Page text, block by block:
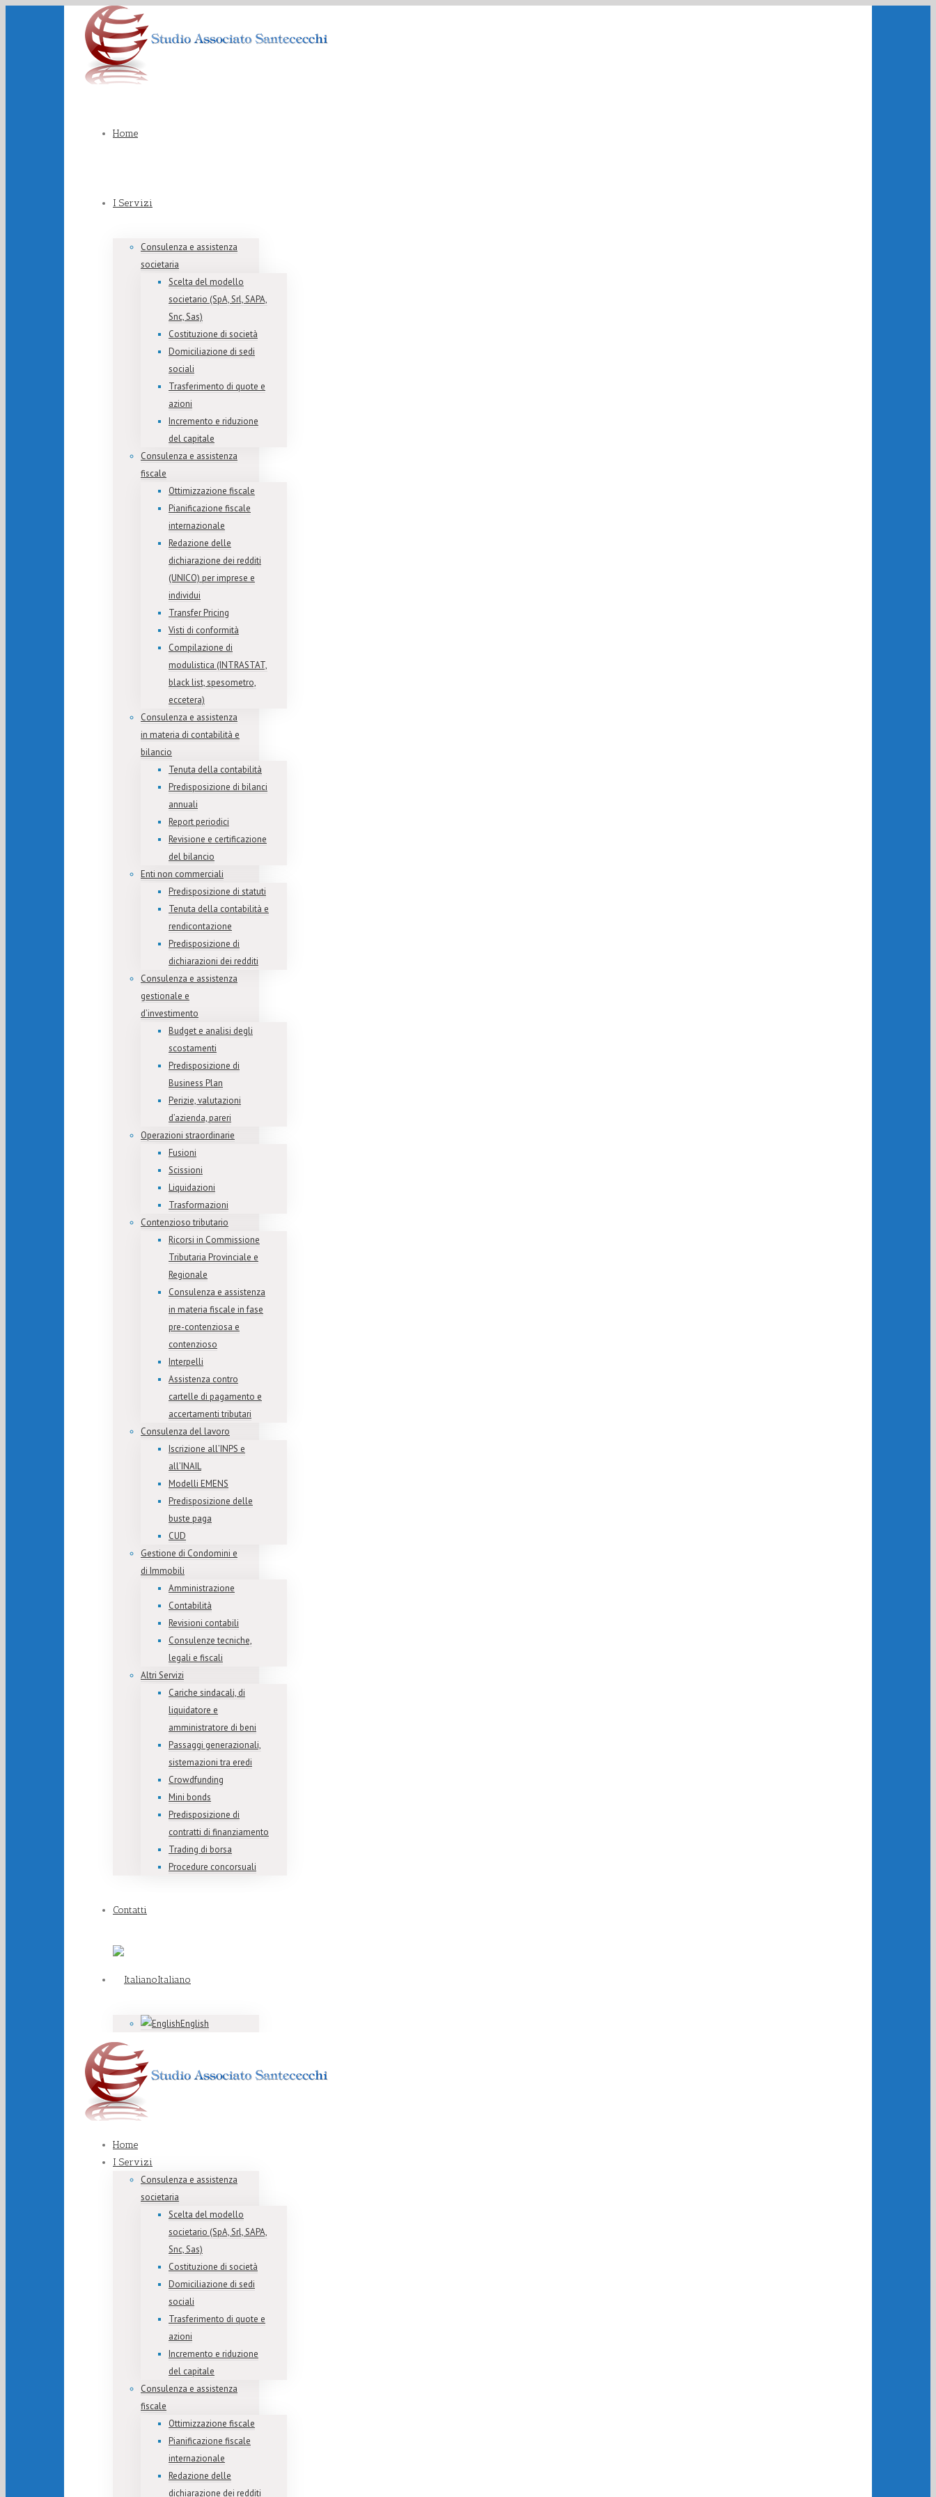
Home
I Servizi
Consulenza e assistenza
societaria
Scelta del modello
societario (SpA, Srl, SAPA,
Snc, Sas)
Costituzione di società
Domiciliazione di sedi
sociali
Trasferimento di quote e
azioni
Incremento e riduzione
del capitale
Consulenza e assistenza
fiscale
Ottimizzazione fiscale
Pianificazione fiscale
internazionale
Redazione delle
dichiarazione dei redditi
(UNICO) per imprese e
individui
Transfer Pricing
Visti di conformità
Compilazione di
modulistica (INTRASTAT,
black list, spesometro,
eccetera)
Consulenza e assistenza
in materia di contabilità e
bilancio
Tenuta della contabilità
Predisposizione di bilanci
annuali
Report periodici
Revisione e certificazione
del bilancio
Enti non commerciali
Predisposizione di statuti
Tenuta della contabilità e
rendicontazione
Predisposizione di
dichiarazioni dei redditi
Consulenza e assistenza
gestionale e
d’investimento
Budget e analisi degli
scostamenti
Predisposizione di
Business Plan
Perizie, valutazioni
d’azienda, pareri
Operazioni straordinarie
Fusioni
Scissioni
Liquidazioni
Trasformazioni
Contenzioso tributario
Ricorsi in Commissione
Tributaria Provinciale e
Regionale
Consulenza e assistenza
in materia fiscale in fase
pre-contenziosa e
contenzioso
Interpelli
Assistenza contro
cartelle di pagamento e
accertamenti tributari
Consulenza del lavoro
Iscrizione all’INPS e
all’INAIL
Modelli EMENS
Predisposizione delle
buste paga
CUD
Gestione di Condomini e
di Immobili
Amministrazione
Contabilità
Revisioni contabili
Consulenze tecniche,
legali e fiscali
Altri Servizi
Cariche sindacali, di
liquidatore e
amministratore di beni
Passaggi generazionali,
sistemazioni tra eredi
Crowdfunding
Mini bonds
Predisposizione di
contratti di finanziamento
Trading di borsa
Procedure concorsuali
Contatti
Italiano
English
Home
I Servizi
Consulenza e assistenza
societaria
Scelta del modello
societario (SpA, Srl, SAPA,
Snc, Sas)
Costituzione di società
Domiciliazione di sedi
sociali
Trasferimento di quote e
azioni
Incremento e riduzione
del capitale
Consulenza e assistenza
fiscale
Ottimizzazione fiscale
Pianificazione fiscale
internazionale
Redazione delle
dichiarazione dei redditi